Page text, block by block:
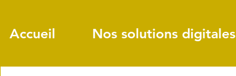
Accueil Nos solutions digitales